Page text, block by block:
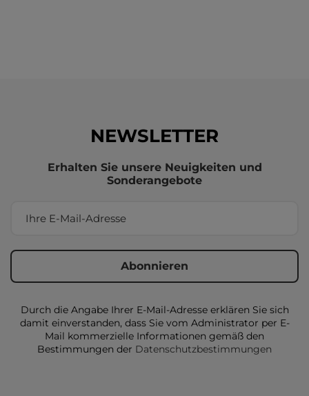
NEWSLETTER
Erhalten Sie unsere Neuigkeiten und
Sonderangebote
Durch die Angabe Ihrer E-Mail-Adresse erklären Sie sich
damit einverstanden, dass Sie vom Administrator per E-
Mail kommerzielle Informationen gemäß den
Bestimmungen der Datenschutzbestimmungen